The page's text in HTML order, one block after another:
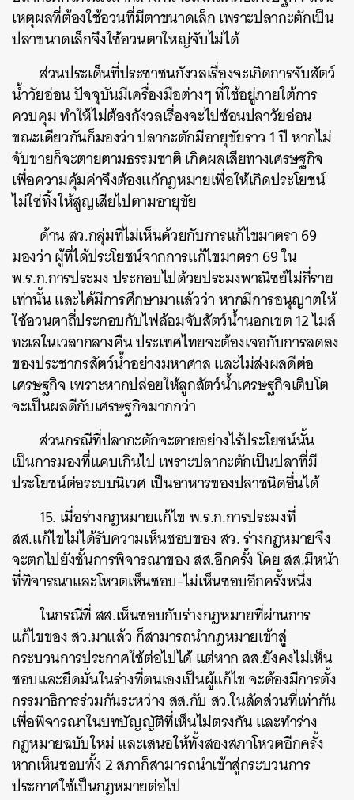
เหตุผลที่ต้องใช้อวนที่มีตาขนาดเล็ก เพราะปลากะตักเป็น
ปลาขนาดเล็กจึงใช้อวนตาใหญ่จับไม่ได้
ส่วนประเด็นที่ประชาชนกังวลเรื่องจะเกิดการจับสัตว์
น้ำวัยอ่อน ปัจจุบันมีเครื่องมือต่างๆ ที่ใช้อยู่ภายใต้การ
ควบคุม ทำให้ไม่ต้องกังวลเรื่องจะไปช้อนปลาวัยอ่อน
ขณะเดียวกันก็มองว่า ปลากะตักมีอายุขัยราว 1 ปี หากไม่
จับขายก็จะตายตามธรรมชาติ เกิดผลเสียทางเศรษฐกิจ
เพื่อความคุ้มค่าจึงต้องแก้กฎหมายเพื่อให้เกิดประโยชน์
ไม่ใช่ทิ้งให้สูญเสียไปตามอายุขัย
ด้าน สว.กลุ่มที่ไม่เห็นด้วยกับการแก้ไขมาตรา 69
มองว่า ผู้ที่ได้ประโยชน์จากการแก้ไขมาตรา 69 ใน
พ.ร.ก.การประมง ประกอบไปด้วยประมงพาณิชย์ไม่กี่ราย
เท่านั้น และได้มีการศึกษามาแล้วว่า หากมีการอนุญาตให้
ใช้อวนตาถี่ประกอบกับไฟล้อมจับสัตว์น้ำนอกเขต 12 ไมล์
ทะเลในเวลากลางคืน ประเทศไทยจะต้องเจอกับการลดลง
ของประชากรสัตว์น้ำอย่างมหาศาล และไม่ส่งผลดีต่อ
เศรษฐกิจ เพราะหากปล่อยให้ลูกสัตว์น้ำเศรษฐกิจเติบโต
จะเป็นผลดีกับเศรษฐกิจมากกว่า
ส่วนกรณีที่ปลากะตักจะตายอย่างไร้ประโยชน์นั้น
เป็นการมองที่แคบเกินไป เพราะปลากะตักเป็นปลาที่มี
ประโยชน์ต่อระบบนิเวศ เป็นอาหารของปลาชนิดอื่นได้
15. เมื่อร่างกฎหมายแก้ไข พ.ร.ก.การประมงที่
สส.แก้ไขไม่ได้รับความเห็นชอบของ สว. ร่างกฎหมายจึง
จะตกไปยังชั้นการพิจารณาของ สส.อีกครั้ง โดย สส.มีหน้า
ที่พิจารณาและโหวตเห็นชอบ-ไม่เห็นชอบอีกครั้งหนึ่ง
ในกรณีที่ สส.เห็นชอบกับร่างกฎหมายที่ผ่านการ
แก้ไขของ สว.มาแล้ว ก็สามารถนำกฎหมายเข้าสู่
กระบวนการประกาศใช้ต่อไปได้ แต่หาก สส.ยังคงไม่เห็น
ชอบและยึดมั่นในร่างที่ตนเองเป็นผู้แก้ไข จะต้องมีการตั้ง
กรรมาธิการร่วมกันระหว่าง สส.กับ สว.ในสัดส่วนที่เท่ากัน
เพื่อพิจารณาในบทบัญญัติที่เห็นไม่ตรงกัน และทำร่าง
กฎหมายฉบับใหม่ และเสนอให้ทั้งสองสภาโหวตอีกครั้ง
หากเห็นชอบทั้ง 2 สภาก็สามารถนำเข้าสู่กระบวนการ
ประกาศใช้เป็นกฎหมายต่อไป